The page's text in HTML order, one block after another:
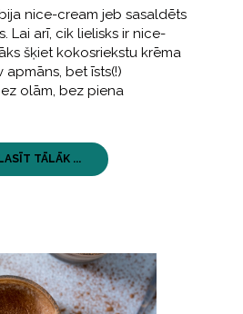
nice-cream jeb sasaldēts
Lai arī, cik lielisks ir nice-
šķiet kokosriekstu krēma
bet īsts(!)
olām, bez piena
LASĪT TĀLĀK ...